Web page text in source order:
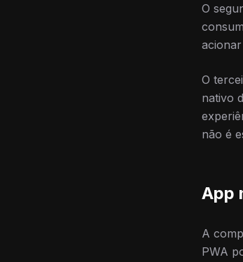
O
O
nativo
não é
App
A
PWA